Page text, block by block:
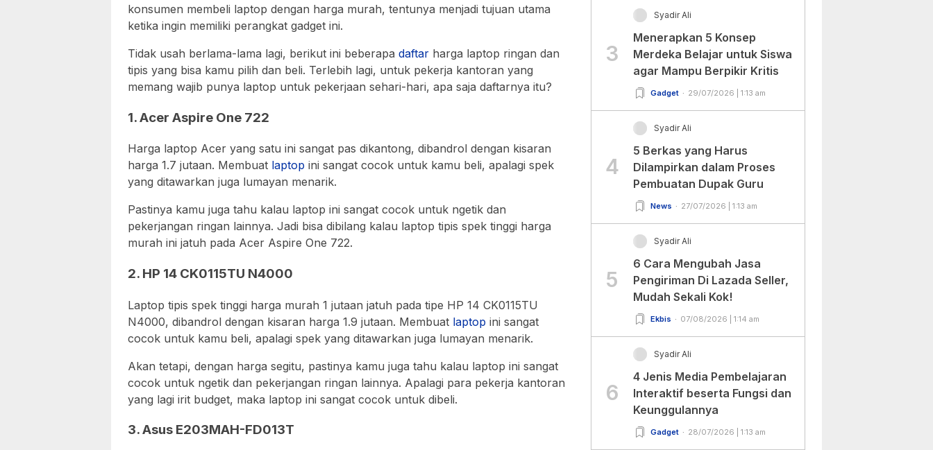
konsumen membeli laptop dengan harga murah, tentunya menjadi tujuan utama
ketika ingin memiliki perangkat gadget ini.
Tidak usah berlama-lama lagi, berikut ini beberapa daftar harga laptop ringan dan
tipis yang bisa kamu pilih dan beli. Terlebih lagi, untuk pekerja kantoran yang
memang wajib punya laptop untuk pekerjaan sehari-hari, apa saja daftarnya itu?
1. Acer Aspire One 722
Harga laptop Acer yang satu ini sangat pas dikantong, dibandrol dengan kisaran
harga 1.7 jutaan. Membuat laptop ini sangat cocok untuk kamu beli, apalagi spek
yang ditawarkan juga lumayan menarik.
Pastinya kamu juga tahu kalau laptop ini sangat cocok untuk ngetik dan
pekerjangan ringan lainnya. Jadi bisa dibilang kalau laptop tipis spek tinggi harga
murah ini jatuh pada Acer Aspire One 722.
2. HP 14 CK0115TU N4000
Laptop tipis spek tinggi harga murah 1 jutaan jatuh pada tipe HP 14 CK0115TU
N4000, dibandrol dengan kisaran harga 1.9 jutaan. Membuat laptop ini sangat
cocok untuk kamu beli, apalagi spek yang ditawarkan juga lumayan menarik.
Akan tetapi, dengan harga segitu, pastinya kamu juga tahu kalau laptop ini sangat
cocok untuk ngetik dan pekerjangan ringan lainnya. Apalagi para pekerja kantoran
yang lagi irit budget, maka laptop ini sangat cocok untuk dibeli.
3. Asus E203MAH-FD013T
3
Syadir Ali
Menerapkan 5 Konsep
Merdeka Belajar untuk Siswa
agar Mampu Berpikir Kritis
Gadget 29/07/2026 | 1:13 am
4
Syadir Ali
5 Berkas yang Harus
Dilampirkan dalam Proses
Pembuatan Dupak Guru
News 27/07/2026 | 1:13 am
5
Syadir Ali
6 Cara Mengubah Jasa
Pengiriman Di Lazada Seller,
Mudah Sekali Kok!
Ekbis 07/08/2026 | 1:14 am
6
Syadir Ali
4 Jenis Media Pembelajaran
Interaktif beserta Fungsi dan
Keunggulannya
Gadget 28/07/2026 | 1:13 am